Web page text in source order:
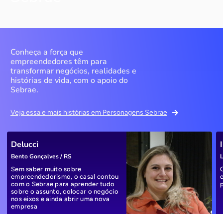
Conheça a força que
empreendedores têm para
transformar negócios, realidades e
histórias de vida, com o apoio do
Sebrae.
Veja essa e mais histórias em Personagens Sebrae
Delucci
Bento Gonçalves / RS
Sem saber muito sobre
empreendedorismo, o casal contou
com o Sebrae para aprender tudo
sobre o assunto, colocar o negócio
nos eixos e ainda abrir uma nova
empresa